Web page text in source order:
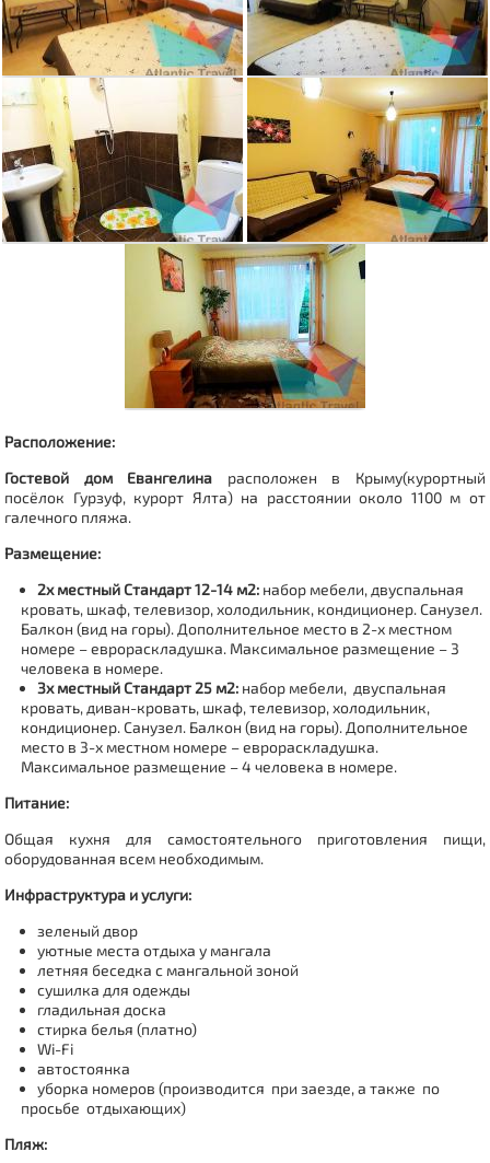
Расположение:
Гостевой дом Евангелина расположен в Крыму(курортный
посёлок Гурзуф, курорт Ялта) на расстоянии около 1100 м от
галечного пляжа.
Размещение:
2х местный Стандарт 12-14 м2: набор мебели, двуспальная
кровать, шкаф, телевизор, холодильник, кондиционер. Санузел.
Балкон (вид на горы). Дополнительное место в 2-х местном
номере – еврораскладушка. Максимальное размещение – 3
человека в номере.
3х местный Стандарт 25 м2: набор мебели, двуспальная
кровать, диван-кровать, шкаф, телевизор, холодильник,
кондиционер. Санузел. Балкон (вид на горы). Дополнительное
место в 3-х местном номере – еврораскладушка.
Максимальное размещение – 4 человека в номере.
Питание:
Общая кухня для самостоятельного приготовления пищи,
оборудованная всем необходимым.
Инфраструктура и услуги:
зеленый двор
уютные места отдыха у мангала
летняя беседка с мангальной зоной
сушилка для одежды
гладильная доска
стирка белья (платно)
Wi-Fi
автостоянка
уборка номеров (производится при заезде, а также по
просьбе отдыхающих)
Пляж: